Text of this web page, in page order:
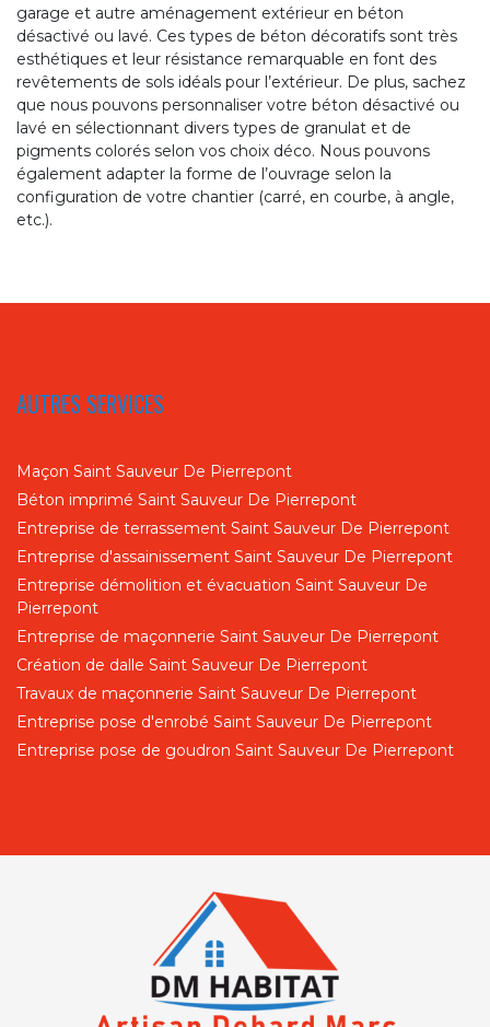
garage et autre aménagement extérieur en béton
désactivé ou lavé. Ces types de béton décoratifs sont très
esthétiques et leur résistance remarquable en font des
revêtements de sols idéals pour l’extérieur. De plus, sachez
que nous pouvons personnaliser votre béton désactivé ou
lavé en sélectionnant divers types de granulat et de
pigments colorés selon vos choix déco. Nous pouvons
également adapter la forme de l’ouvrage selon la
configuration de votre chantier (carré, en courbe, à angle,
etc.).
AUTRES SERVICES
Maçon Saint Sauveur De Pierrepont
Béton imprimé Saint Sauveur De Pierrepont
Entreprise de terrassement Saint Sauveur De Pierrepont
Entreprise d'assainissement Saint Sauveur De Pierrepont
Entreprise démolition et évacuation Saint Sauveur De
Pierrepont
Entreprise de maçonnerie Saint Sauveur De Pierrepont
Création de dalle Saint Sauveur De Pierrepont
Travaux de maçonnerie Saint Sauveur De Pierrepont
Entreprise pose d'enrobé Saint Sauveur De Pierrepont
Entreprise pose de goudron Saint Sauveur De Pierrepont